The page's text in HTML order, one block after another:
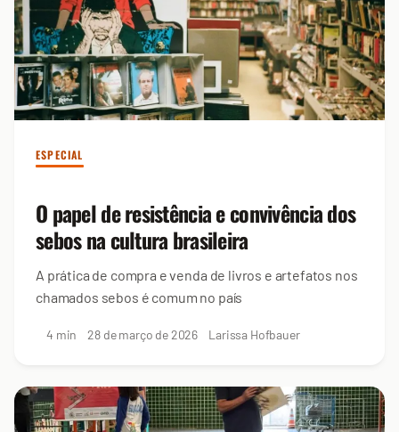
ESPECIAL
O papel de resistência e convivência dos
sebos na cultura brasileira
A prática de compra e venda de livros e artefatos nos
chamados sebos é comum no país
4 min 28 de março de 2026 Larissa Hofbauer